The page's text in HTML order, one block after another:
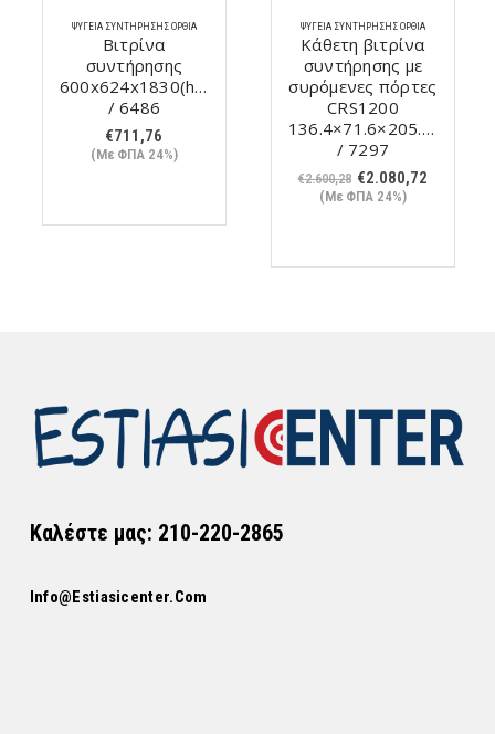
ΨΥΓΕΊΑ ΣΥΝΤΉΡΗΣΗΣ ΌΡΘΙΑ
Κάθετη βιτρίνα
συντήρησης με
συρόμενες πόρτες
CRS1200
136.4×71.6×205.9cm
/ 7297
ΨΥΓΕΊΑ ΣΥΝΤΉΡΗΣΗΣ ΌΡΘΙΑ
Βιτρίνα
Συντήρησης
DCL2400U / 8044
€5.185,68
(Με ΦΠΑ 24%)
Καλέστε μας: 210-220-2865
Info@estiasicenter.com